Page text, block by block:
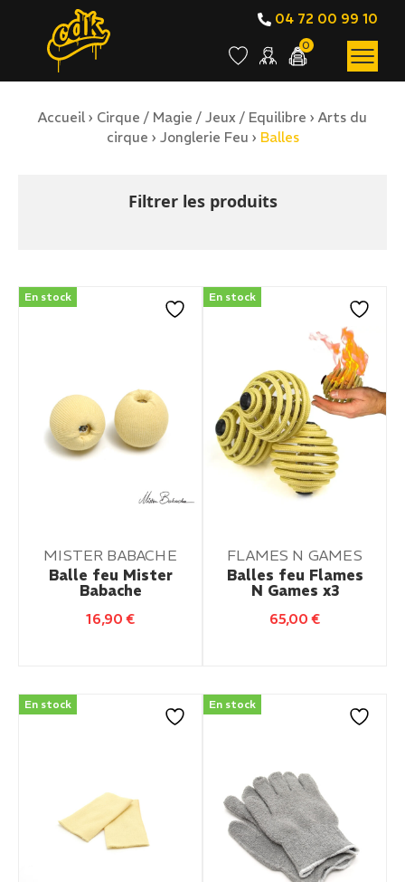
04 72 00 99 10
0
BOUTIQUE EN LIGNE
Accueil › Cirque / Magie / Jeux / Equilibre › Arts du
cirque › Jonglerie Feu › Balles
Filtrer les produits
En stock
MISTER BABACHE
Balle feu Mister
Babache
16,90€
En stock
FLAMES N GAMES
Balles feu Flames
N Games x3
65,00€
En stock En stock